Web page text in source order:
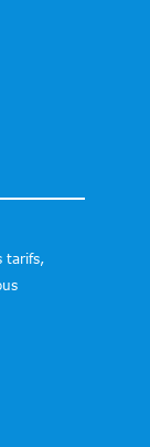
tarifs,